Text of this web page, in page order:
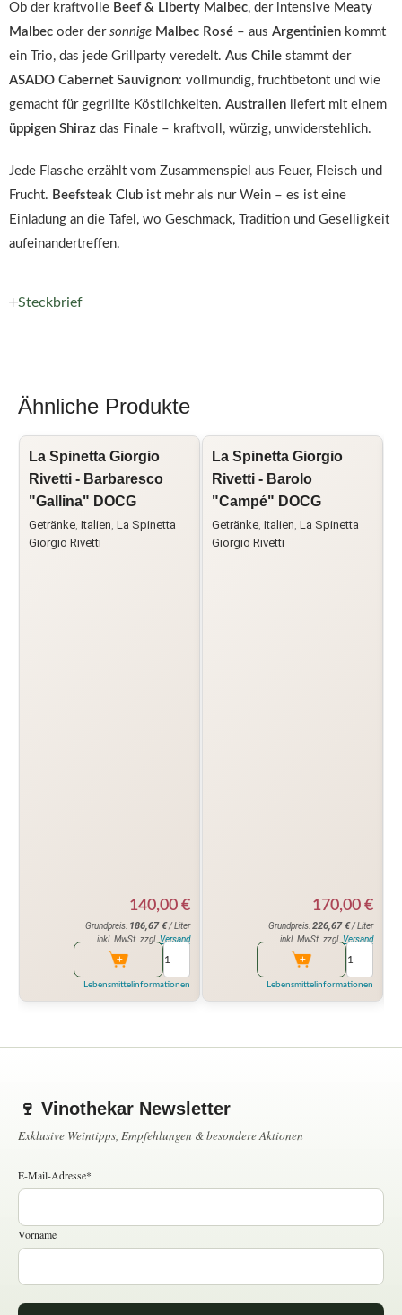
Ob der kraftvolle Beef & Liberty Malbec, der intensive Meaty
Malbec oder der sonnige Malbec Rosé – aus Argentinien kommt
ein Trio, das jede Grillparty veredelt. Aus Chile stammt der
ASADO Cabernet Sauvignon: vollmundig, fruchtbetont und wie
gemacht für gegrillte Köstlichkeiten. Australien liefert mit einem
üppigen Shiraz das Finale – kraftvoll, würzig, unwiderstehlich.
Jede Flasche erzählt vom Zusammenspiel aus Feuer, Fleisch und
Frucht. Beefsteak Club ist mehr als nur Wein – es ist eine
Einladung an die Tafel, wo Geschmack, Tradition und Geselligkeit
aufeinandertreffen.
Steckbrief
Ähnliche Produkte
La Spinetta Giorgio
Rivetti - Barbaresco
"Gallina" DOCG
Getränke, Italien, La Spinetta
Giorgio Rivetti
140,00 €
Grundpreis: 186,67€/ Liter
inkl. MwSt. zzgl. Versand
Lebensmittelinformationen
La Spinetta Giorgio
Rivetti - Barolo
"Campé" DOCG
Getränke, Italien, La Spinetta
Giorgio Rivetti
170,00 €
Grundpreis:226,67€/ Liter
inkl. MwSt. zzgl. Versand
Lebensmittelinformationen
🍷 Vinothekar Newsletter
Exklusive Weintipps, Empfehlungen & besondere Aktionen
E-Mail-Adresse*
Vorname